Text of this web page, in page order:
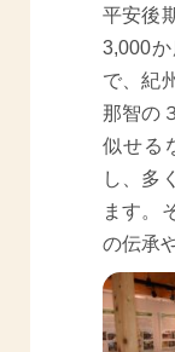
平安後
3,000
で、紀
那智の
似せる
し、多
ます。
の伝承